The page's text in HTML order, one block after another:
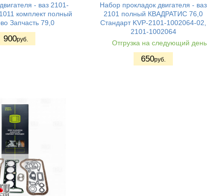
- ваз 2101-
комплект полный
Запчасть 79,0
900руб.
Набор прокладок двигателя - ваз
2101 полный КВАДРАТИС 76,0
Стандарт KVP-2101-1002064-02,
2101-1002064
Отгрузка на следующий день
650руб.